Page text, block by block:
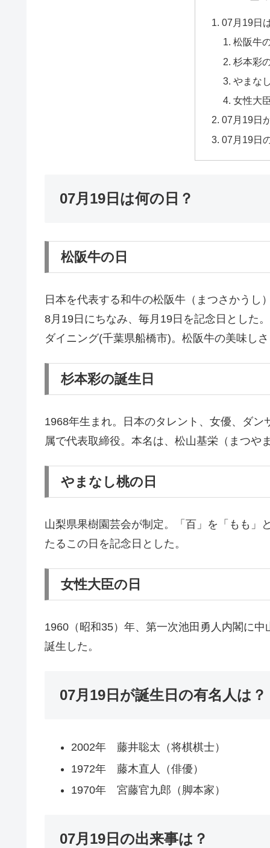
07月19日
松阪牛
杉本彩
やまな
女性大
07月19日
07月19日
07月19日は何の日？
松阪牛の日
日本を代表する和牛の松阪牛（まつさかうし
8月19日にちなみ、毎月19日を記念日とした
ダイニング(千葉県船橋市)。松阪牛の美味し
杉本彩の誕生日
1968年生まれ。日本のタレント、女優、ダ
属で代表取締役。本名は、松山基栄（まつや
やまなし桃の日
山梨県果樹園芸会が制定。「百」を「もも」
たるこの日を記念日とした。
女性大臣の日
1960（昭和35）年、第一次池田勇人内閣に
誕生した。
07月19日が誕生日の有名人は？
2002年 藤井聡太（将棋棋士）
1972年 藤木直人（俳優）
1970年 宮藤官九郎（脚本家）
07月19日の出来事は？